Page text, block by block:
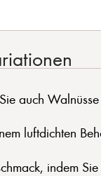
auch
luftdichten
indem